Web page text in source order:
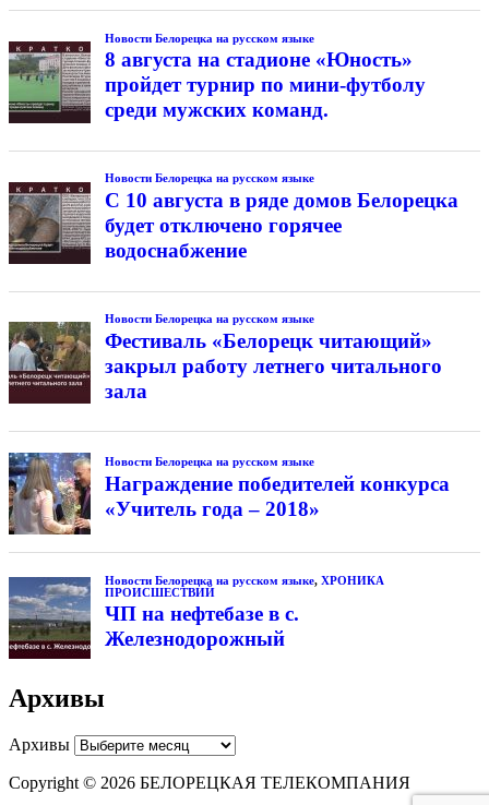
Новости Белорецка на русском языке
8 августа на стадионе «Юность»
пройдет турнир по мини-футболу
среди мужских команд.
Новости Белорецка на русском языке
С 10 августа в ряде домов Белорецка
будет отключено горячее
водоснабжение
Новости Белорецка на русском языке
Фестиваль «Белорецк читающий»
закрыл работу летнего читального
зала
Новости Белорецка на русском языке
Награждение победителей конкурса
«Учитель года – 2018»
Новости Белорецка на русском языке, ХРОНИКА
ПРОИСШЕСТВИЙ
ЧП на нефтебазе в с.
Железнодорожный
Архивы
Архивы
Copyright © 2026 БЕЛОРЕЦКАЯ ТЕЛЕКОМПАНИЯ